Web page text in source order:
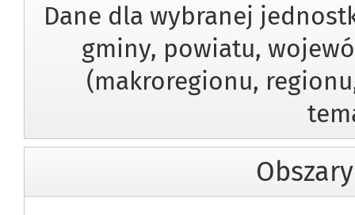
Dane dla wybranej
gminy, powiatu,
(makroregionu,